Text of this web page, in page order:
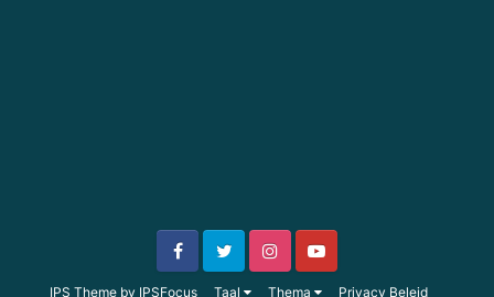
IPS Theme by IPSFocus Taal Thema Privacy Beleid